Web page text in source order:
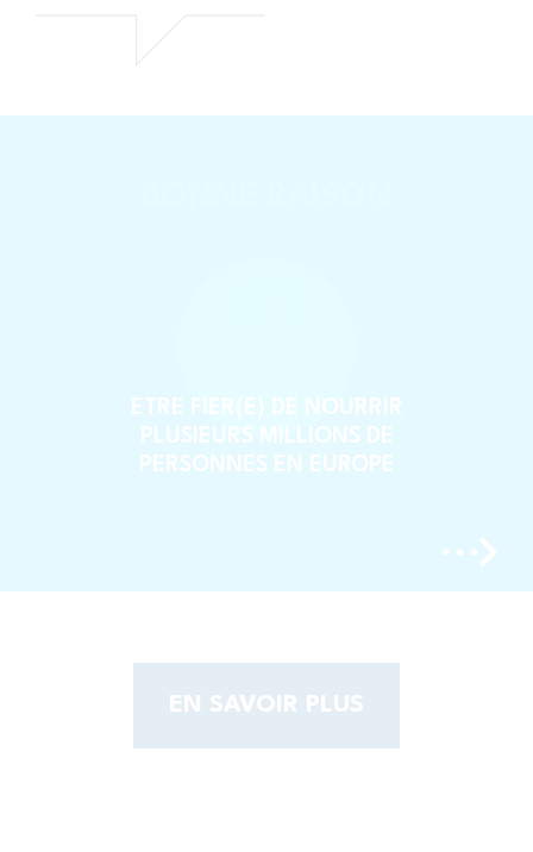
ETRE FIER(E) DE NOURRIR
PLUSIEURS MILLIONS DE
PERSONNES EN EUROPE
EN SAVOIR PLUS